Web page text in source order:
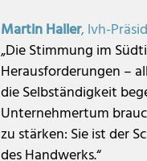
Martin Haller, lvh-
„Die Stimmung im
Herausforderungen –
die Selbständigkeit
Unternehmertum
zu stärken: Sie ist der
des Handwerks.“